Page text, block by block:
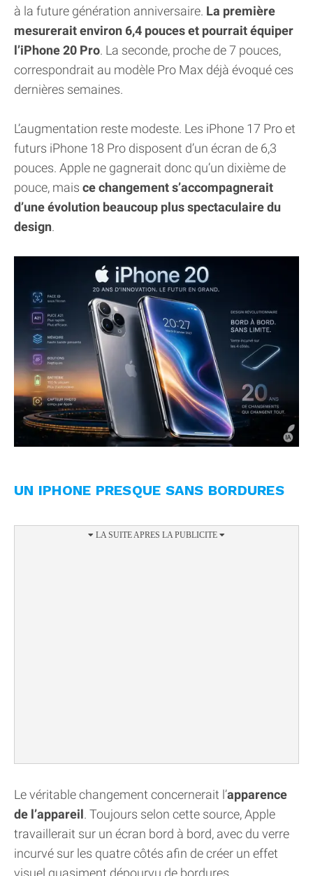
à la future génération anniversaire. La première
mesurerait environ 6,4 pouces et pourrait équiper
l’iPhone 20 Pro. La seconde, proche de 7 pouces,
correspondrait au modèle Pro Max déjà évoqué ces
dernières semaines.
L’augmentation reste modeste. Les iPhone 17 Pro et
futurs iPhone 18 Pro disposent d’un écran de 6,3
pouces. Apple ne gagnerait donc qu’un dixième de
pouce, mais ce changement s’accompagnerait
d’une évolution beaucoup plus spectaculaire du
design.
UN IPHONE PRESQUE SANS BORDURES
Le véritable changement concernerait l’apparence
de l’appareil. Toujours selon cette source, Apple
travaillerait sur un écran bord à bord, avec du verre
incurvé sur les quatre côtés afin de créer un effet
visuel quasiment dépourvu de bordures.